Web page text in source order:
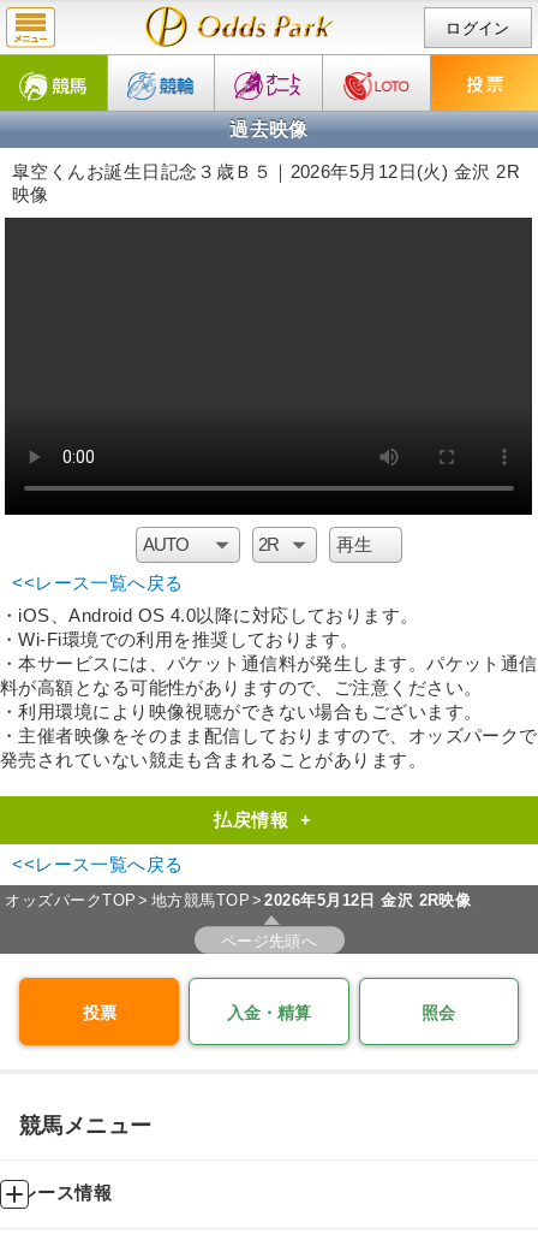
ログイン
過去映像
皐空くんお誕生日記念３歳Ｂ５｜2026年5月12日(火) 金沢 2R
映像
<<レース一覧へ戻る
・iOS、Android OS 4.0以降に対応しております。
・Wi-Fi環境での利用を推奨しております。
・本サービスには、パケット通信料が発生します。パケット通信
料が高額となる可能性がありますので、ご注意ください。
・利用環境により映像視聴ができない場合もございます。
・主催者映像をそのまま配信しておりますので、オッズパークで
発売されていない競走も含まれることがあります。
払戻情報 +
<<レース一覧へ戻る
オッズパークTOP 地方競馬TOP 2026年5月12日 金沢 2R映像
ページ先頭へ
投票 入金・精算 照会
競馬メニュー
レース情報